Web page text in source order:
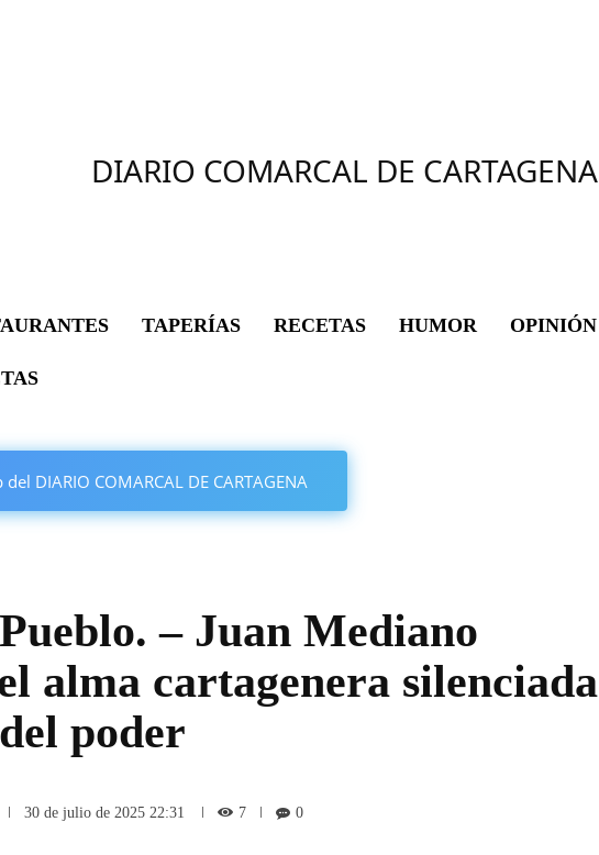
DIARIO COMARCAL DE CARTAGENA
TAPERÍAS RECETAS HUMOR OPINIÓN
DIARIO COMARCAL DE CARTAGENA
– Juan Mediano
alma cartagenera silenciada
poder
30 de julio de 2025 22:31 7 0